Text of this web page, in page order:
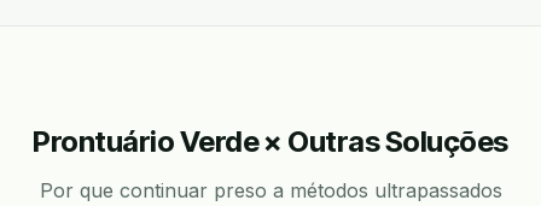
Prontuário Verde × Outras Soluções
Por que continuar preso a métodos ultrapassados